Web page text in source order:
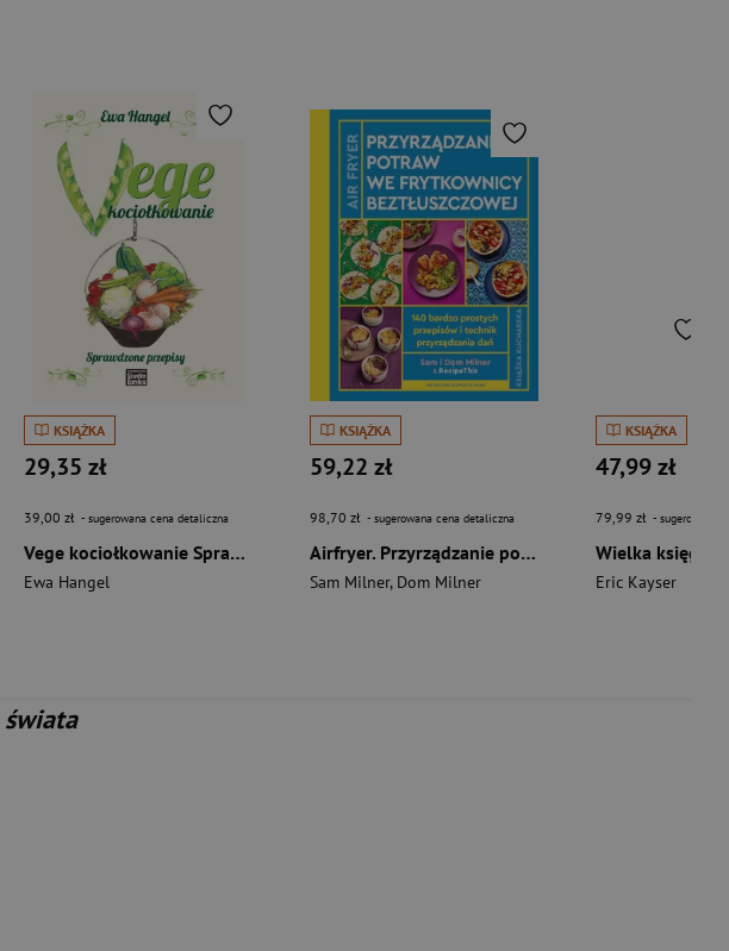
KSIĄŻKA
29,35 zł
39,00 zł - sugerowana cena detaliczna
Vege kociołkowanie Sprawdzone przepisy
Ewa Hangel
KSIĄŻKA
59,22 zł
98,70 zł - sugerowana cena detaliczna
Airfryer. Przyrządzanie potraw we frytkownicy beztłuszczowej
Sam Milner, Dom Milner
KSIĄŻKA
47,99 zł
79,99 zł - sugerowana
Eric Kayser